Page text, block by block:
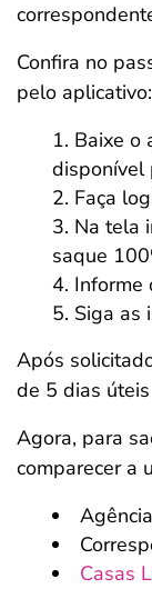
Confira no
pelo aplicativo:
Baixe o
disponível
Faça
Na tela
saque
Informe
Siga as
Após
de 5 dias úteis
Agora, para
comparecer a
Casas